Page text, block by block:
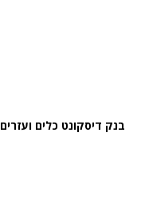
בנק דיסקונט כלים ועזרים